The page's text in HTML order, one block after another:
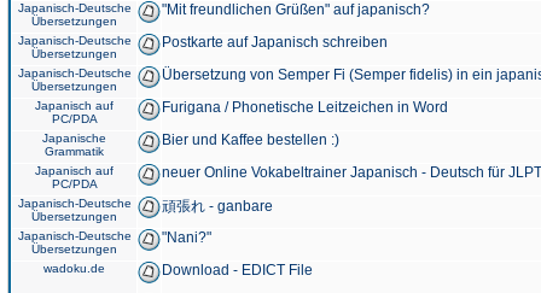
Japanisch-Deutsche
Übersetzungen
"Mit freundlichen Grüßen" auf japanisch?
Japanisch-Deutsche
Übersetzungen
Postkarte auf Japanisch schreiben
Japanisch-Deutsche
Übersetzungen
Übersetzung von Semper Fi (Semper fidelis) in ein
Japanisch auf
PC/PDA
Furigana / Phonetische Leitzeichen in Word
Japanische
Grammatik
Bier und Kaffee bestellen :)
Japanisch auf
PC/PDA
neuer Online Vokabeltrainer Japanisch - Deutsch für
Japanisch-Deutsche
Übersetzungen
頑張れ - ganbare
Japanisch-Deutsche
Übersetzungen
"Nani?"
wadoku.de Download - EDICT File